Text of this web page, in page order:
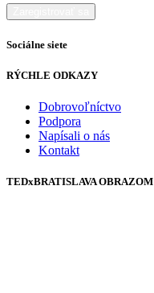
Sociálne siete
RÝCHLE ODKAZY
Dobrovoľníctvo
Podpora
Napísali o nás
Kontakt
TEDxBRATISLAVA OBRAZOM